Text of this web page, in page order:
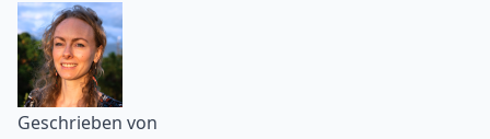
Geschrieben von